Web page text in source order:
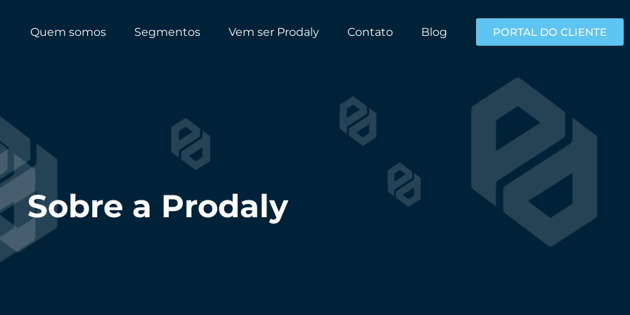
Quem somos Segmentos Vem ser Prodaly Contato Blog PORTAL DO CLIENTE
Sobre a Prodaly